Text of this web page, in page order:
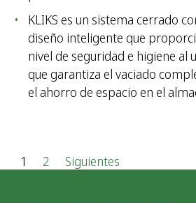
KLIKS es un sistema cerrado
diseño inteligente que
nivel de seguridad e higiene al
que garantiza el vaciado
el ahorro de espacio en el
P
1 2 Siguientes